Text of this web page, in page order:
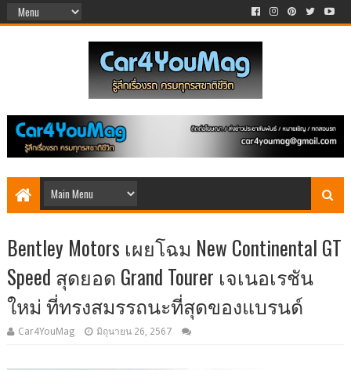
Bentley Motors เผยโฉม New Continental GT
Speed สุดยอด Grand Tourer เจเนอเรชัน
ใหม่ ที่ทรงสมรรถนะที่สุดของแบรนด์
Car4YouMag มิถุนายน 26, 2567